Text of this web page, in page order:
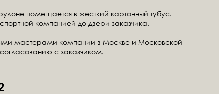
помещается в жесткий картонный тубус.
компанией до двери заказчика.
мастерами компании в Москве и Московской
с заказчиком.